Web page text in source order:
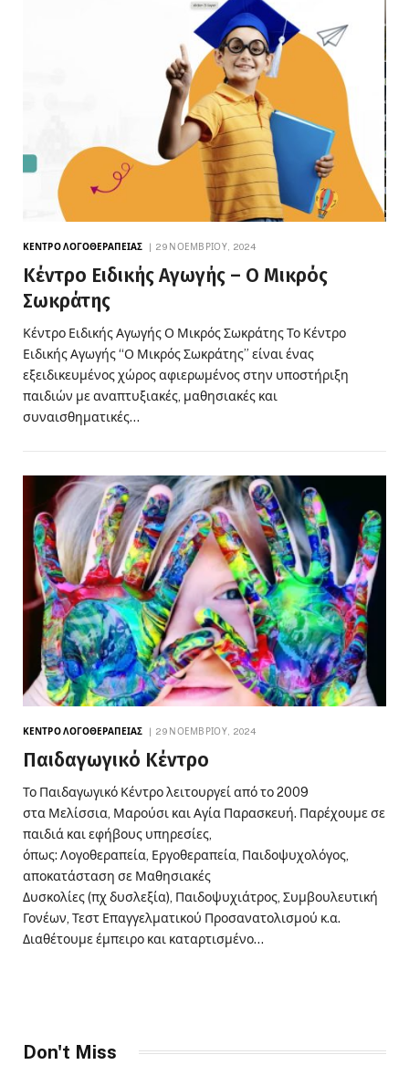
ΚΈΝΤΡΟ ΛΟΓΟΘΕΡΑΠΕΊΑΣ 29 ΝΟΕΜΒΡΊΟΥ, 2024
Κέντρο Ειδικής Αγωγής – Ο Μικρός
Σωκράτης
Κέντρο Ειδικής Αγωγής Ο Μικρός Σωκράτης Το Κέντρο
Ειδικής Αγωγής “Ο Μικρός Σωκράτης” είναι ένας
εξειδικευμένος χώρος αφιερωμένος στην υποστήριξη
παιδιών με αναπτυξιακές, μαθησιακές και
συναισθηματικές…
ΚΈΝΤΡΟ ΛΟΓΟΘΕΡΑΠΕΊΑΣ 29 ΝΟΕΜΒΡΊΟΥ, 2024
Παιδαγωγικό Κέντρο
Το Παιδαγωγικό Κέντρο λειτουργεί από το 2009
στα Μελίσσια, Μαρούσι και Αγία Παρασκευή. Παρέχουμε σε
παιδιά και εφήβους υπηρεσίες,
όπως: Λογοθεραπεία, Εργοθεραπεία, Παιδοψυχολόγος,
αποκατάσταση σε Μαθησιακές
Δυσκολίες (πχ δυσλεξία), Παιδοψυχιάτρος, Συμβουλευτική
Γονέων, Τεστ Επαγγελματικού Προσανατολισμού κ.α.
Διαθέτουμε έμπειρο και καταρτισμένο…
Don't Miss